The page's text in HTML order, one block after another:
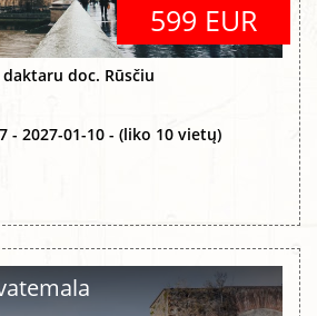
599 EUR
doc. Rūsčiu
- 2027-01-10 - (liko 10 vietų)